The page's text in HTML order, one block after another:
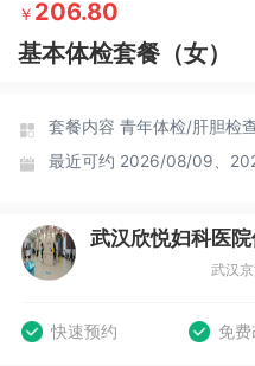
￥ 206.80
基本体检套餐（女）
套餐内容 青年体检/肝胆检
最近可约 2026/08/09、
武汉欣悦妇科医
快速预约 免